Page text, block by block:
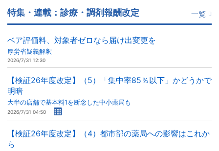
特集・連載：診療・調剤報酬改定 一覧
ベア評価料、対象者ゼロなら届け出変更を
厚労省疑義解釈
2026/7/31 12:30
【検証26年度改定】（5）「集中率85％以下」かどうかで
明暗
大半の店舗で基本料1を断念した中小薬局も
2026/7/31 04:50
【検証26年度改定】（4）都市部の薬局への影響はこれか
ら